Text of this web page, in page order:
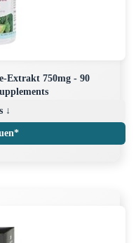
Extrakt 750mg - 90
↓